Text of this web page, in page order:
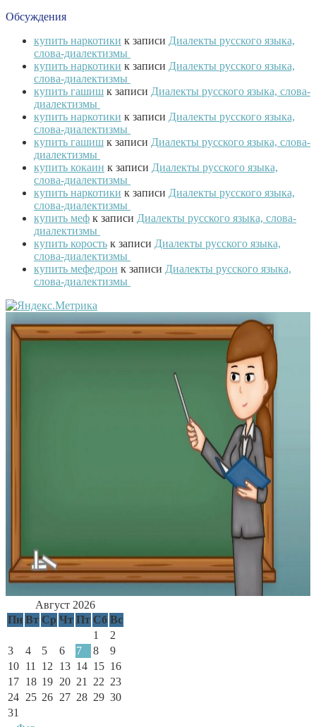
Обсуждения
купить наркотики к записи Диалекты русского языка,
слова-диалектизмы
купить наркотики к записи Диалекты русского языка,
слова-диалектизмы
купить гашиш к записи Диалекты русского языка, слова-
диалектизмы
купить наркотики к записи Диалекты русского языка,
слова-диалектизмы
купить гашиш к записи Диалекты русского языка, слова-
диалектизмы
купить кокаин к записи Диалекты русского языка,
слова-диалектизмы
купить наркотики к записи Диалекты русского языка,
слова-диалектизмы
купить меф к записи Диалекты русского языка, слова-
диалектизмы
купить корость к записи Диалекты русского языка,
слова-диалектизмы
купить мефедрон к записи Диалекты русского языка,
слова-диалектизмы
Август 2026
Пн Вт Ср Чт Пт Сб Вс
1
2
3
4 5 6 7 8
9
10 11 12 13 14 15 16
17 18 19 20 21 22 23
24 25 26 27 28 29 30
31